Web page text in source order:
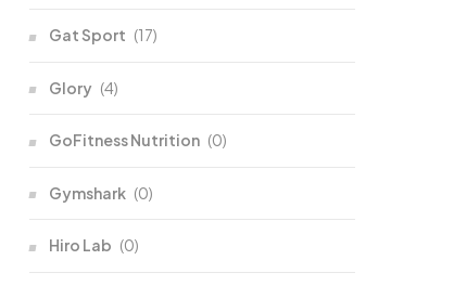
Gat Sport (17)
Glory (4)
GoFitness Nutrition (0)
Gymshark (0)
Hiro Lab (0)